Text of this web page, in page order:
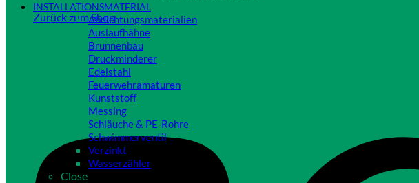
Zurück zum Shop
INSTALLATIONSMATERIAL
Abdichtungsmaterialien
Auslaufhähne
Brunnenbau
Druckminderer
Edelstahl
Feuerwehramaturen
Kunststoff
Messing
Schläuche & PE-Rohre
Schwimmerventil
Verzinkt
Wasserzähler
Close